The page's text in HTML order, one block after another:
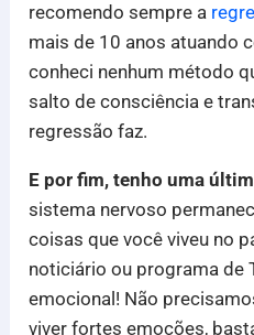
recomendo sempre a
mais de 10 anos atuando
conheci nenhum método
salto de consciência e
regressão faz.
E por fim, tenho uma
sistema nervoso
coisas que você viveu no
noticiário ou programa de
emocional! Não
viver fortes emoções,